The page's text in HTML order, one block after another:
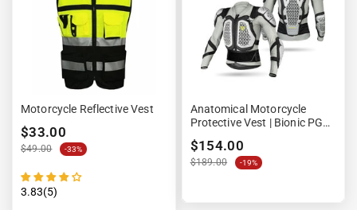
Motorcycle Reflective Vest
$33.00
$49.00 -33%
3.83(5)
Anatomical Motorcycle
Protective Vest | Bionic PG1
White
$154.00
$189.00 -19%